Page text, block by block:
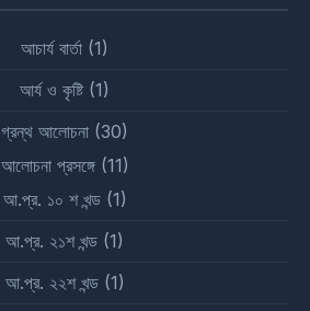
আচার্য বার্তা (1)
আর্য ও কৃষ্টি(1)
গ্রন্থ আলোচনা (30)
আলোচনা প্রসঙ্গে(11)
আ.প্র. ১০ শ খন্ড(1)
আ.প্র. ২১শ খন্ড (1)
আ.প্র. ২২শ খন্ড(1)